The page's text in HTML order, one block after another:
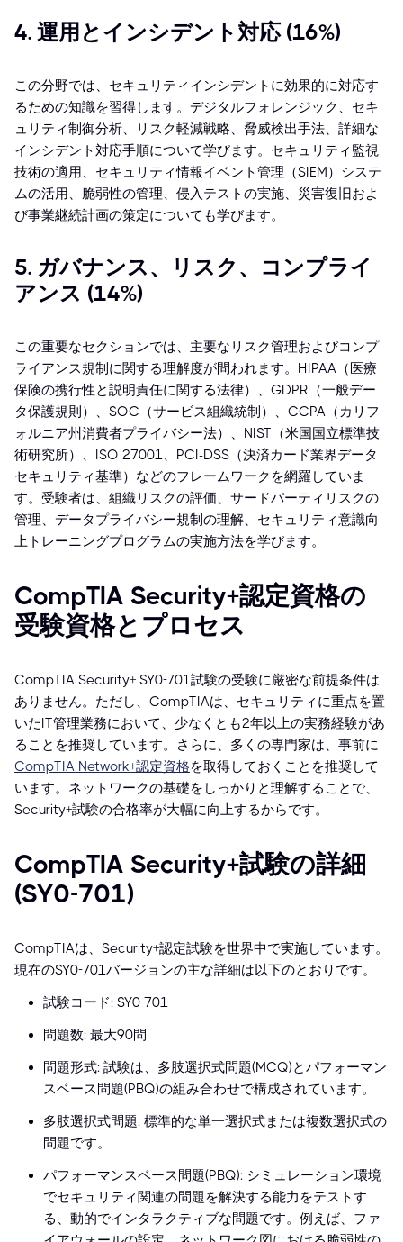
4. 運用とインシデント対応 (16%)
この分野では、セキュリティインシデントに効果的に対応す
るための知識を習得します。デジタルフォレンジック、セキ
ュリティ制御分析、リスク軽減戦略、脅威検出手法、詳細な
インシデント対応手順について学びます。セキュリティ監視
技術の適用、セキュリティ情報イベント管理（SIEM）システ
ムの活用、脆弱性の管理、侵入テストの実施、災害復旧およ
び事業継続計画の策定についても学びます。
5. ガバナンス、リスク、コンプライ
アンス (14%)
この重要なセクションでは、主要なリスク管理およびコンプ
ライアンス規制に関する理解度が問われます。HIPAA（医療
保険の携行性と説明責任に関する法律）、GDPR（一般デー
タ保護規則）、SOC（サービス組織統制）、CCPA（カリフ
ォルニア州消費者プライバシー法）、NIST（米国国立標準技
術研究所）、ISO 27001、PCI-DSS（決済カード業界データ
セキュリティ基準）などのフレームワークを網羅していま
す。受験者は、組織リスクの評価、サードパーティリスクの
管理、データプライバシー規制の理解、セキュリティ意識向
上トレーニングプログラムの実施方法を学びます。
CompTIA Security+認定資格の
受験資格とプロセス
CompTIA Security+ SY0-701試験の受験に厳密な前提条件は
ありません。ただし、CompTIAは、セキュリティに重点を置
いたIT管理業務において、少なくとも2年以上の実務経験があ
ることを推奨しています。さらに、多くの専門家は、事前に
CompTIA Network+認定資格を取得しておくことを推奨して
います。ネットワークの基礎をしっかりと理解することで、
Security+試験の合格率が大幅に向上するからです。
CompTIA Security+試験の詳細
(SY0-701)
CompTIAは、Security+認定試験を世界中で実施しています。
現在のSY0-701バージョンの主な詳細は以下のとおりです。
試験コード: SY0-701
問題数: 最大90問
問題形式: 試験は、多肢選択式問題(MCQ)とパフォーマン
スベース問題(PBQ)の組み合わせで構成されています。
多肢選択式問題: 標準的な単一選択式または複数選択式の
問題です。
パフォーマンスベース問題(PBQ): シミュレーション環境
でセキュリティ関連の問題を解決する能力をテストす
る、動的でインタラクティブな問題です。例えば、ファ